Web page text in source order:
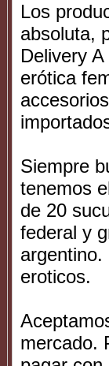
Los
absoluta,
Delivery
erótica
Siempre
tenemos
de 20
federal y
eroticos.
mercado.